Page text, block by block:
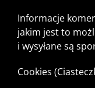
Informacje
jakim jest to
i wysyłane są
Cookies